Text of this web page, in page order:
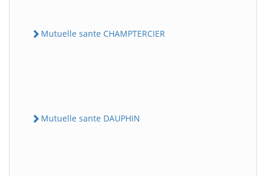
Mutuelle sante CHAMPTERCIER
Mutuelle sante DAUPHIN